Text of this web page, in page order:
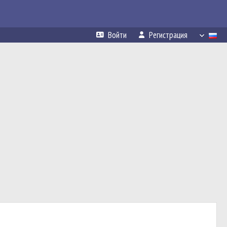
Войти Регистрация